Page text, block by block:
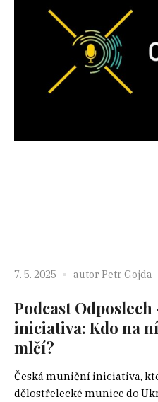
7. 5. 2025 autor Petr Gojda
Podcast
iniciativa: Kdo na
mlčí?
Česká muniční iniciativa,
dělostřelecké munice do